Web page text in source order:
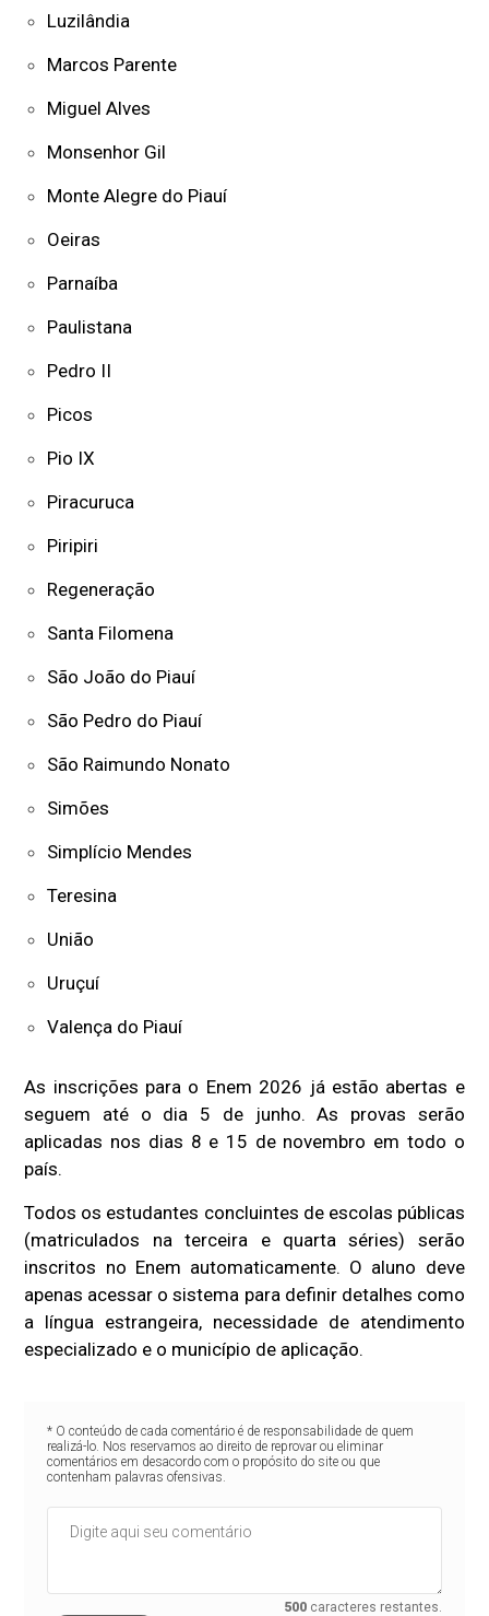
Luzilândia
Marcos Parente
Miguel Alves
Monsenhor Gil
Monte Alegre do Piauí
Oeiras
Parnaíba
Paulistana
Pedro II
Picos
Pio IX
Piracuruca
Piripiri
Regeneração
Santa Filomena
São João do Piauí
São Pedro do Piauí
São Raimundo Nonato
Simões
Simplício Mendes
Teresina
União
Uruçuí
Valença do Piauí
As inscrições para o Enem 2026 já estão abertas e
seguem até o dia 5 de junho. As provas serão
aplicadas nos dias 8 e 15 de novembro em todo o
país.
Todos os estudantes concluintes de escolas públicas
(matriculados na terceira e quarta séries) serão
inscritos no Enem automaticamente. O aluno deve
apenas acessar o sistema para definir detalhes como
a língua estrangeira, necessidade de atendimento
especializado e o município de aplicação.
* O conteúdo de cada comentário é de responsabilidade de quem
realizá-lo. Nos reservamos ao direito de reprovar ou eliminar
comentários em desacordo com o propósito do site ou que
contenham palavras ofensivas.
500 caracteres restantes.